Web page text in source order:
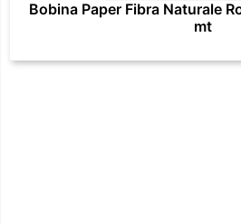
Bobina Paper Fibra Naturale
mt